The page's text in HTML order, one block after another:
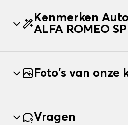
Kenmerken
ALFA ROMEO
Foto's van onze
Vragen